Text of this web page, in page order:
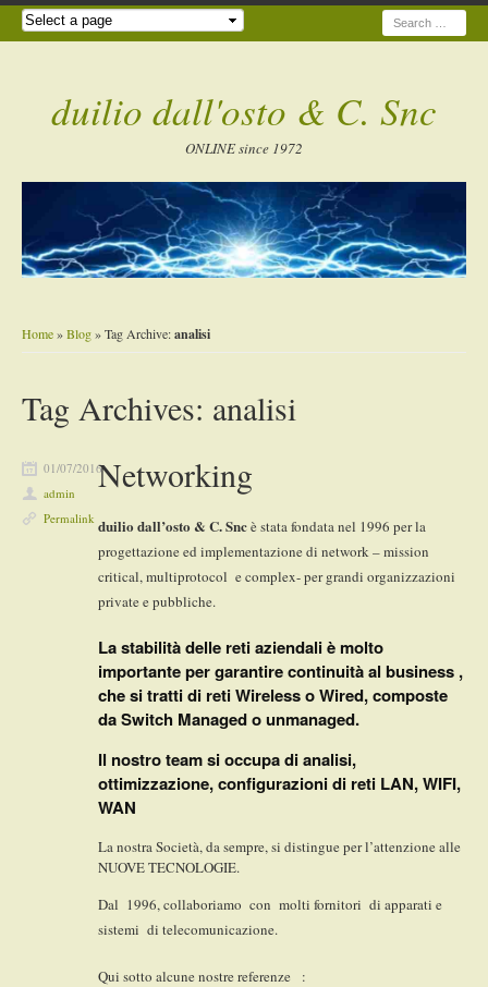
Search
duilio dall'osto & C. Snc
ONLINE since 1972
Home»Blog» Tag Archive:analisi
Tag Archives: analisi
Networking
duilio dall’osto & C. Sncè stata fondata nel 1996 per la
progettazione ed implementazione di network – mission
critical, multiprotocol e complex- per grandi organizzazioni
private e pubbliche.
La stabilità delle reti aziendali è molto
importante per garantire continuità al business ,
che si tratti di reti Wireless o Wired, composte
da Switch Managed o unmanaged.
Il nostro team si occupa di analisi,
ottimizzazione, configurazioni di reti LAN, WIFI,
WAN
La nostra Società, da sempre, si distingue per l’attenzione alle
NUOVE TECNOLOGIE.
Dal 1996, collaboriamo con molti fornitori di apparati e
sistemi di telecomunicazione.
Qui sotto alcune nostre referenze :
01/07/2016
admin
Permalink